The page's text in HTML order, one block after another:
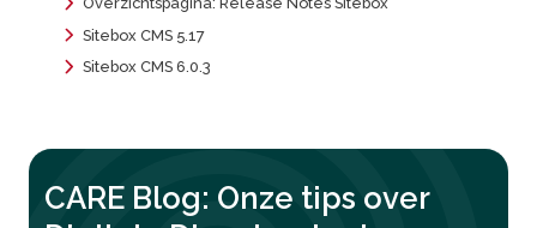
Sitebox CMS 5.17
Sitebox CMS 6.0.3
CARE Blog: Onze tips over